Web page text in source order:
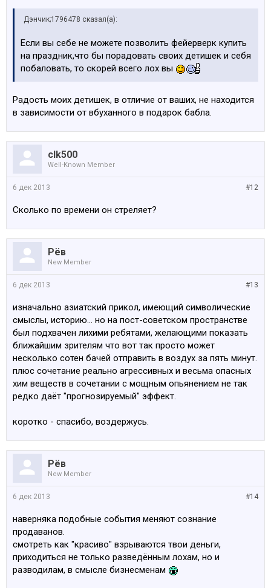
Дэнчик;1796478 сказал(а):
Если вы себе не можете позволить фейерверк купить
на праздник,что бы порадовать своих детишек и себя
побаловать, то скорей всего лох вы
Радость моих детишек, в отличие от ваших, не находится
в зависимости от вбуханного в подарок бабла.
clk500
Well-Known Member
#12
6 дек 2013
Сколько по времени он стреляет?
Рёв
New Member
#13
6 дек 2013
изначально азиатский прикол, имеющий символические
смыслы, историю... но на пост-советском пространстве
был подхвачен лихими ребятами, желающими показать
ближайшим зрителям что вот так просто может
несколько сотен бачей отправить в воздух за пять минут.
плюс сочетание реально агрессивных и весьма опасных
хим веществ в сочетании с мощным опьянением не так
редко даёт "прогнозируемый" эффект.
коротко - спасибо, воздержусь.
Рёв
New Member
#14
6 дек 2013
наверняка подобные события меняют сознание
продаванов.
смотреть как "красиво" взрываются твои деньги,
приходиться не только разведённым лохам, но и
разводилам, в смысле бизнесменам